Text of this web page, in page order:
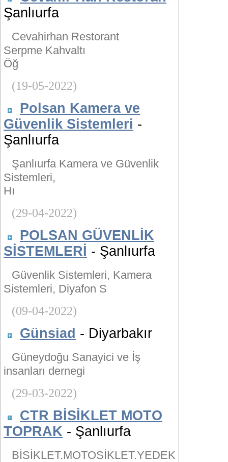
Şanlıurfa
Cevahirhan Restorant
Serpme Kahvaltı
Öğ
(19-05-2022)
Polsan Kamera ve
Güvenlik Sistemleri -
Şanlıurfa
Şanlıurfa Kamera ve Güvenlik
Sistemleri,
Hı
(29-04-2022)
POLSAN GÜVENLİK
SİSTEMLERİ - Şanlıurfa
Güvenlik Sistemleri, Kamera
Sistemleri, Diyafon S
(09-04-2022)
Günsiad - Diyarbakır
Güneydoğu Sanayici ve İş
insanları dernegi
(29-03-2022)
CTR BİSİKLET MOTO
TOPRAK - Şanlıurfa
BİSİKLET.MOTOSİKLET.YEDEK